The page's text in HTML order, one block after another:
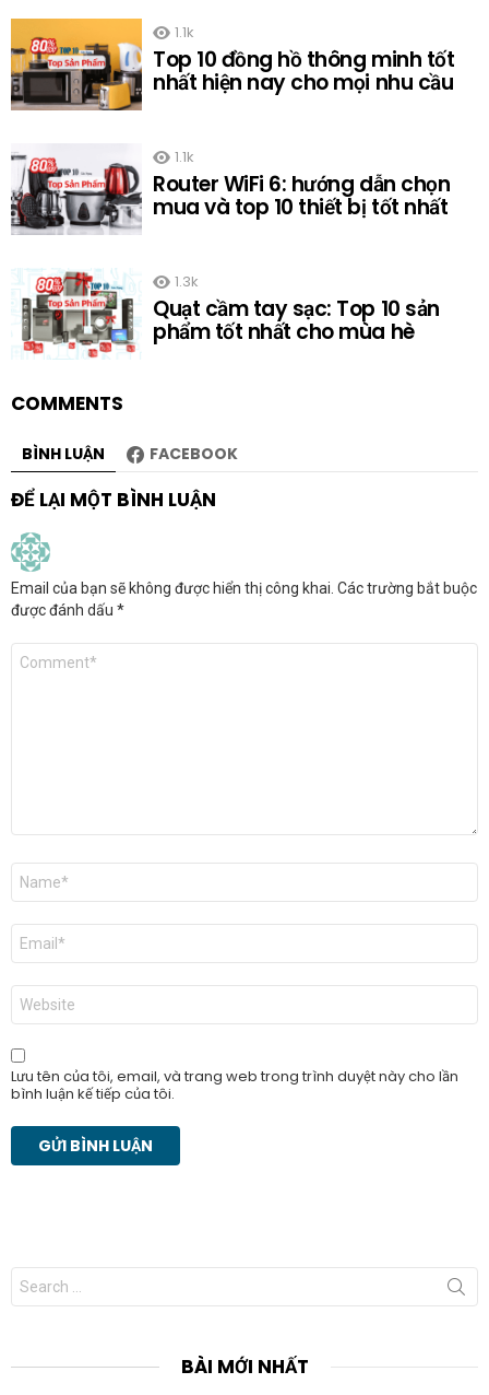
1.1k
Top 10 đồng hồ thông minh tốt
nhất hiện nay cho mọi nhu cầu
1.1k
Router WiFi 6: hướng dẫn chọn
mua và top 10 thiết bị tốt nhất
1.3k
Quạt cầm tay sạc: Top 10 sản
phẩm tốt nhất cho mùa hè
COMMENTS
BÌNH LUẬN FACEBOOK
ĐỂ LẠI MỘT BÌNH LUẬN
Email của bạn sẽ không được hiển thị công khai. Các trường bắt buộc
được đánh dấu *
Bình
luận
Tên
Email
Trang
web
Lưu tên của tôi, email, và trang web trong trình duyệt này cho lần
bình luận kế tiếp của tôi.
Search
for:
BÀI MỚI NHẤT